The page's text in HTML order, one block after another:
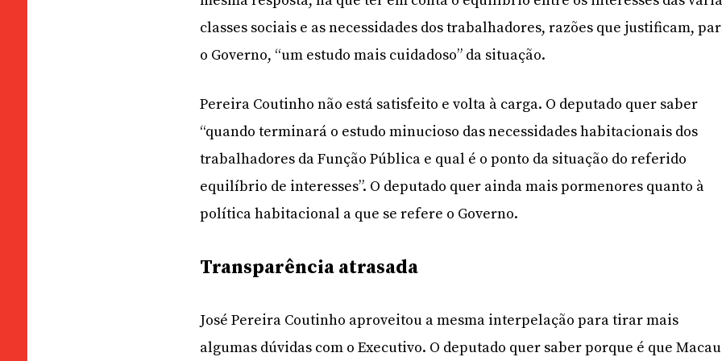
classes sociais e as necessidades dos trabalhadores, razões que justificam,
o Governo, “um estudo mais cuidadoso” da situação.
Pereira Coutinho não está satisfeito e volta à carga. O deputado quer saber
“quando terminará o estudo minucioso das necessidades habitacionais dos
trabalhadores da Função Pública e qual é o ponto da situação do referido
equilíbrio de interesses”. O deputado quer ainda mais pormenores quanto à
política habitacional a que se refere o Governo.
Transparência atrasada
José Pereira Coutinho aproveitou a mesma interpelação para tirar mais
algumas dúvidas com o Executivo. O deputado quer saber porque é que Macau